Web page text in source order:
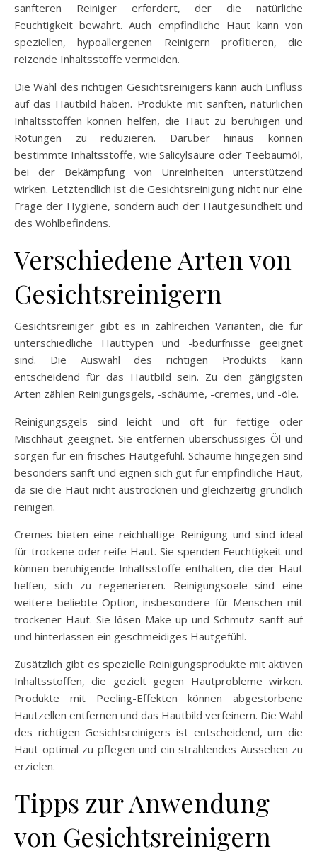
sanfteren Reiniger erfordert, der die natürliche
Feuchtigkeit bewahrt. Auch empfindliche Haut kann von
speziellen, hypoallergenen Reinigern profitieren, die
reizende Inhaltsstoffe vermeiden.
Die Wahl des richtigen Gesichtsreinigers kann auch Einfluss
auf das Hautbild haben. Produkte mit sanften, natürlichen
Inhaltsstoffen können helfen, die Haut zu beruhigen und
Rötungen zu reduzieren. Darüber hinaus können
bestimmte Inhaltsstoffe, wie Salicylsäure oder Teebaumöl,
bei der Bekämpfung von Unreinheiten unterstützend
wirken. Letztendlich ist die Gesichtsreinigung nicht nur eine
Frage der Hygiene, sondern auch der Hautgesundheit und
des Wohlbefindens.
Verschiedene Arten von
Gesichtsreinigern
Gesichtsreiniger gibt es in zahlreichen Varianten, die für
unterschiedliche Hauttypen und -bedürfnisse geeignet
sind. Die Auswahl des richtigen Produkts kann
entscheidend für das Hautbild sein. Zu den gängigsten
Arten zählen Reinigungsgels, -schäume, -cremes, und -öle.
Reinigungsgels sind leicht und oft für fettige oder
Mischhaut geeignet. Sie entfernen überschüssiges Öl und
sorgen für ein frisches Hautgefühl. Schäume hingegen sind
besonders sanft und eignen sich gut für empfindliche Haut,
da sie die Haut nicht austrocknen und gleichzeitig gründlich
reinigen.
Cremes bieten eine reichhaltige Reinigung und sind ideal
für trockene oder reife Haut. Sie spenden Feuchtigkeit und
können beruhigende Inhaltsstoffe enthalten, die der Haut
helfen, sich zu regenerieren. Reinigungsoele sind eine
weitere beliebte Option, insbesondere für Menschen mit
trockener Haut. Sie lösen Make-up und Schmutz sanft auf
und hinterlassen ein geschmeidiges Hautgefühl.
Zusätzlich gibt es spezielle Reinigungsprodukte mit aktiven
Inhaltsstoffen, die gezielt gegen Hautprobleme wirken.
Produkte mit Peeling-Effekten können abgestorbene
Hautzellen entfernen und das Hautbild verfeinern. Die Wahl
des richtigen Gesichtsreinigers ist entscheidend, um die
Haut optimal zu pflegen und ein strahlendes Aussehen zu
erzielen.
Tipps zur Anwendung
von Gesichtsreinigern